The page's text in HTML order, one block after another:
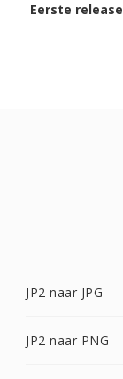
Eerste release
JP2 naar JPG
JP2 naar PNG